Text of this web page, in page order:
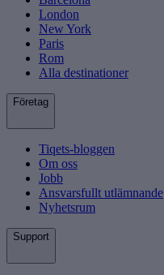
London
New York
Paris
Rom
Alla destinationer
Företag
Tiqets-bloggen
Om oss
Jobb
Ansvarsfullt utlämnande
Nyhetsrum
Support